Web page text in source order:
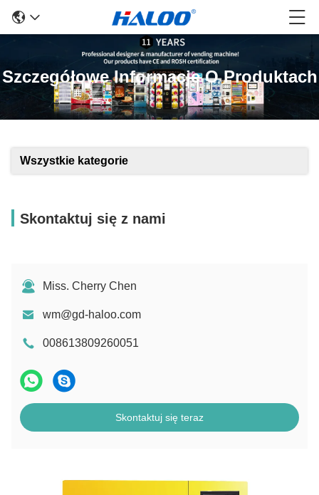
Szczegółowe Informacje O Produktach
Wszystkie kategorie
Skontaktuj się z nami
Miss. Cherry Chen
wm@gd-haloo.com
008613809260051
Skontaktuj się teraz